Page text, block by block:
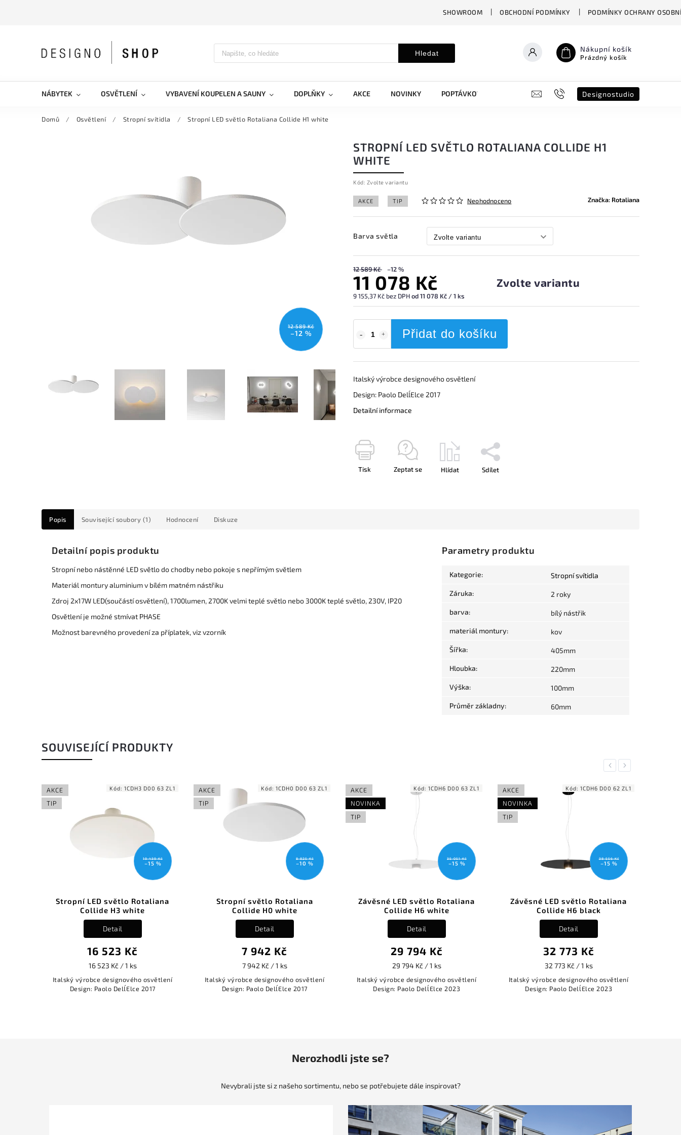
SHOWROOM OBCHODNÍ PODMÍNKY PODMÍNKY OCHRANY
Hledat Nákupní košík
Prázdný košík
NÁBYTEK OSVĚTLENÍ VYBAVENÍ KOUPELEN A SAUNY DOPLŇKY AKCE NOVINKY POPTÁVKOVÝ FORMULÁŘ B2B SHOWROOM
Designostudio
Domů / Osvětlení / Stropní svítidla / Stropní LED světlo Rotaliana Collide H1 white
12 589 Kč
–12 %
STROPNÍ LED SVĚTLO ROTALIANA COLLIDE H1
WHITE
Kód: Zvolte variantu
AKCE TIP Neohodnoceno Značka: Rotaliana
Barva světla
12 589 Kč –12 %
11 078 Kč
9 155,37 Kč bez DPHod 11 078 Kč / 1 ks
Zvolte variantu
Přidat do košíku
Italský výrobce designového osvětlení
Design: Paolo Dell´Elce 2017
Detailní informace
Tisk Zeptat se Hlídat Sdílet
Popis Související soubory (1) Hodnocení Diskuze
Detailní popis produktu
Stropní nebo nástěnné LED světlo do chodby nebo pokoje s nepřímým světlem
Materiál montury aluminium v bílém matném nástřiku
Zdroj 2x17W LED(součástí osvětlení), 1700lumen, 2700K velmi teplé světlo nebo 3000K teplé světlo, 230V, IP20
Osvětlení je možné stmívat PHASE
Možnost barevného provedení za příplatek, viz vzorník
Parametry produktu
Kategorie: Stropní svítidla
Záruka: 2 roky
barva: bílý nástřik
materiál montury: kov
Šířka: 405mm
Hloubka: 220mm
Výška: 100mm
Průměr základny: 60mm
SOUVISEJÍCÍ PRODUKTY
Previous
světlo Rotaliana
designového osvětlení
1CDH3 D00 63 ZL1
AKCE
Stropní světlo Rotaliana
Collide H0 white
Italský výrobce designového osvětlení
Design: Paolo Dell´Elce 2017
Kód: 1CDH0 D00 63 ZL1
AKCE
NOVINKA
Závěsné LED světlo Rotaliana
Collide H6 white
Italský výrobce designového osvětlení
Design: Paolo Dell´Elce 2023
Kód: 1CDH6 D00 63 ZL1
AKCE
TIP
Závěsné LED světlo Rotaliana
Collide H6 black
Italský výrobce designového osvětlení
Design: Paolo Dell´Elce 2023
Kód: 1CDH6 D00 62 ZL1
AKCE
Závěsné LED světlo
Collide H6 royal gold
Italský výrobce designového
Design: Paolo Dell´Elce 2023
Kód:
Next
Nerozhodli jste se?
Nevybrali jste si z našeho sortimentu, nebo se potřebujete dále inspirovat?